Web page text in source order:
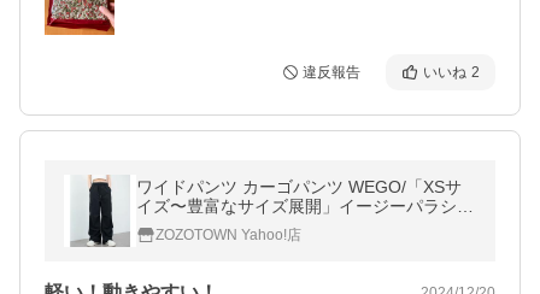
違反報告 いいね 2
ワイドパンツ カーゴパンツ WEGO/「XSサ
イズ〜豊富なサイズ展開」イージーパラシュ
ートカーゴパンツ レディース
ZOZOTOWN Yahoo!店